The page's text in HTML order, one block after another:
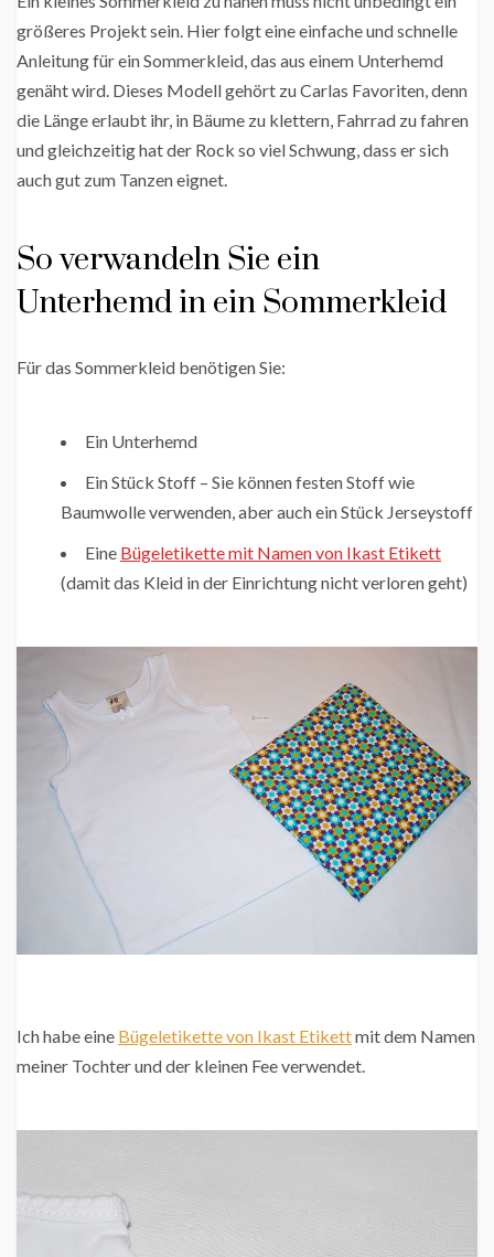
größeres Projekt sein. Hier folgt eine einfache und schnelle
Anleitung für ein Sommerkleid, das aus einem Unterhemd
genäht wird. Dieses Modell gehört zu Carlas Favoriten, denn
die Länge erlaubt ihr, in Bäume zu klettern, Fahrrad zu fahren
und gleichzeitig hat der Rock so viel Schwung, dass er sich
auch gut zum Tanzen eignet.
So verwandeln Sie ein
Unterhemd in ein Sommerkleid
Für das Sommerkleid benötigen Sie:
Ein Unterhemd
Ein Stück Stoff – Sie können festen Stoff wie
Baumwolle verwenden, aber auch ein Stück Jerseystoff
Eine Bügeletikette mit Namen von Ikast Etikett
(damit das Kleid in der Einrichtung nicht verloren geht)
Ich habe eine Bügeletikette von Ikast Etikettmit dem Namen
meiner Tochter und der kleinen Fee verwendet.